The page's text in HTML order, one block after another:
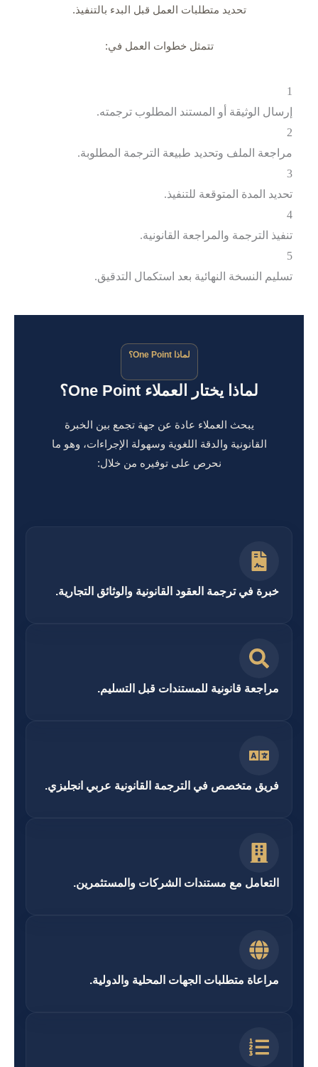
تحديد متطلبات العمل قبل البدء بالتنفيذ.
تتمثل خطوات العمل في:
1
إرسال الوثيقة أو المستند المطلوب ترجمته.
2
مراجعة الملف وتحديد طبيعة الترجمة المطلوبة.
3
تحديد المدة المتوقعة للتنفيذ.
4
تنفيذ الترجمة والمراجعة القانونية.
5
تسليم النسخة النهائية بعد استكمال التدقيق.
لماذا One Point؟
لماذا يختار العملاء One Point؟
يبحث العملاء عادة عن جهة تجمع بين الخبرة
القانونية والدقة اللغوية وسهولة الإجراءات، وهو ما
نحرص على توفيره من خلال:
خبرة في ترجمة العقود القانونية والوثائق التجارية.
مراجعة قانونية للمستندات قبل التسليم.
فريق متخصص في الترجمة القانونية عربي انجليزي.
التعامل مع مستندات الشركات والمستثمرين.
مراعاة متطلبات الجهات المحلية والدولية.